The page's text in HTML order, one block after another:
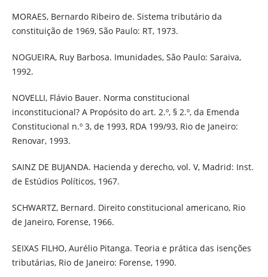
MORAES, Bernardo Ribeiro de. Sistema tributário da
constituição de 1969, São Paulo: RT, 1973.
NOGUEIRA, Ruy Barbosa. Imunidades, São Paulo: Saraiva,
1992.
NOVELLI, Flávio Bauer. Norma constitucional
inconstitucional? A Propósito do art. 2.º, § 2.º, da Emenda
Constitucional n.º 3, de 1993, RDA 199/93, Rio de Janeiro:
Renovar, 1993.
SAINZ DE BUJANDA. Hacienda y derecho, vol. V, Madrid: Inst.
de Estúdios Políticos, 1967.
SCHWARTZ, Bernard. Direito constitucional americano, Rio
de Janeiro, Forense, 1966.
SEIXAS FILHO, Aurélio Pitanga. Teoria e prática das isenções
tributárias, Rio de Janeiro: Forense, 1990.